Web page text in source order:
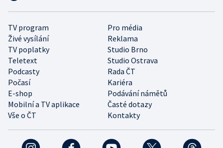
TV program
Pro média
Živé vysílání
Reklama
TV poplatky
Studio Brno
Teletext
Studio Ostrava
Podcasty
Rada ČT
Počasí
Kariéra
E-shop
Podávání námětů
Mobilní a TV aplikace
Časté dotazy
Vše o ČT
Kontakty